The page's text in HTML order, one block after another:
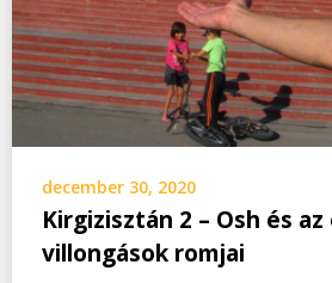
december 30, 2020
Kirgizisztán 2 – Osh és
villongások romjai